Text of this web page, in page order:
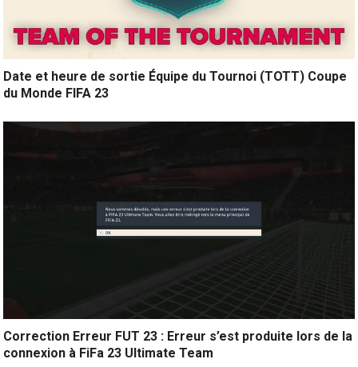
Date et heure de sortie Équipe du Tournoi (TOTT) Coupe
du Monde FIFA 23
Correction Erreur FUT 23 : Erreur s’est produite lors de la
connexion à FiFa 23 Ultimate Team